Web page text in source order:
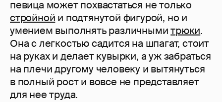
певица может похвастаться не только
стройной и подтянутой фигурой, но и
умением выполнять различнымитрюки.
Она с легкостью садится на шпагат, стоит
на руках и делает кувырки, а уж забраться
на плечи другому человеку и вытянуться
в полный рост и вовсе не представляет
для нее труда.